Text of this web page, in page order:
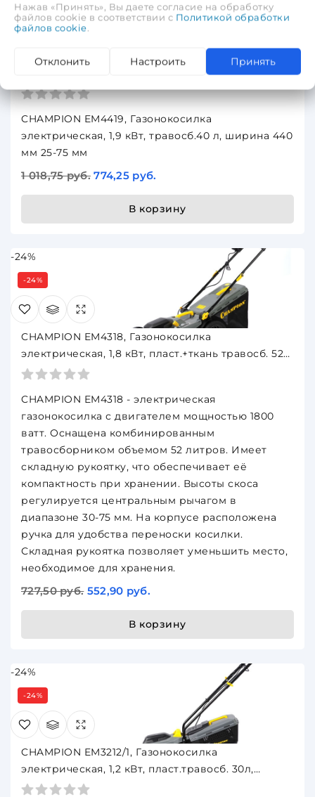
CHAMPION EM4419, Газонокосилка
электрическая, 1,9 кВт, травосб.40 л, ширина 440
мм 25-75 мм
CHAMPION EM4419, Газонокосилка
электрическая, 1,9 кВт, травосб.40 л, ширина 440
мм 25-75 мм
1 018,75 руб. 774,25 руб.
В корзину
-24%
-24%
CHAMPION EM4318, Газонокосилка
электрическая, 1,8 кВт, пласт.+ткань травосб. 52л,
ширина 430мм, 30-75мм
CHAMPION EM4318 - электрическая
газонокосилка с двигателем мощностью 1800
ватт. Оснащена комбинированным
травосборником объемом 52 литров. Имеет
складную рукоятку, что обеспечивает её
компактность при хранении. Высоты скоса
регулируется центральным рычагом в
диапазоне 30-75 мм. На корпусе расположена
ручка для удобства переноски косилки.
Складная рукоятка позволяет уменьшить место,
необходимое для хранения.
727,50 руб. 552,90 руб.
В корзину
-24%
-24%
CHAMPION EM3212/1, Газонокосилка
электрическая, 1,2 кВт, пласт.травосб. 30л,
ширина 320мм, 30-70мм
Нажав «Принять», Вы даете согласие на обработку
файлов cookie в соответствии с Политикой обработки
файлов cookie.
Отклонить Настроить Принять